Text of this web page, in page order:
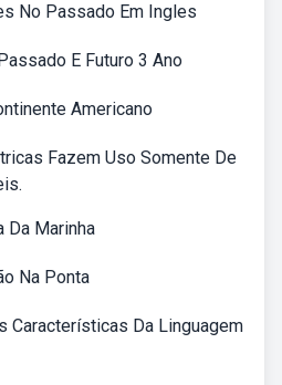
No Passado Em Ingles
E Futuro 3 Ano
Americano
Fazem Uso Somente De
Da Marinha
Na Ponta
Características Da Linguagem